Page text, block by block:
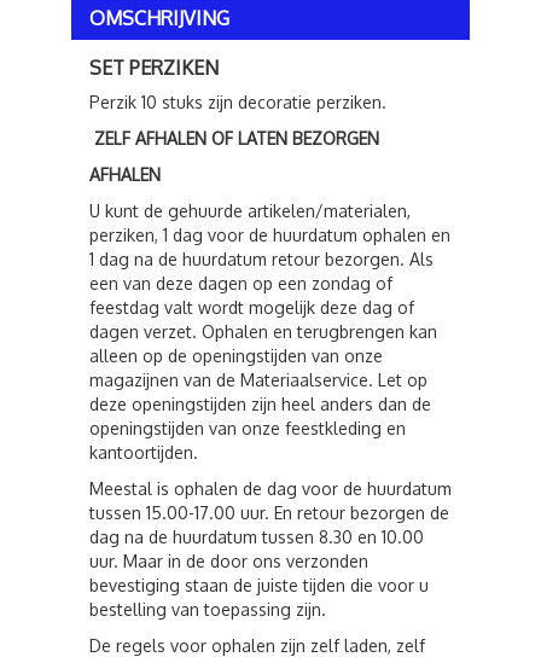
OMSCHRIJVING
SET PERZIKEN
Perzik 10 stuks zijn decoratie perziken.
ZELF AFHALEN OF LATEN BEZORGEN
AFHALEN
U kunt de gehuurde artikelen/materialen,
perziken, 1 dag voor de huurdatum ophalen en
1 dag na de huurdatum retour bezorgen. Als
een van deze dagen op een zondag of
feestdag valt wordt mogelijk deze dag of
dagen verzet. Ophalen en terugbrengen kan
alleen op de openingstijden van onze
magazijnen van de Materiaalservice. Let op
deze openingstijden zijn heel anders dan de
openingstijden van onze feestkleding en
kantoortijden.
Meestal is ophalen de dag voor de huurdatum
tussen 15.00-17.00 uur. En retour bezorgen de
dag na de huurdatum tussen 8.30 en 10.00
uur. Maar in de door ons verzonden
bevestiging staan de juiste tijden die voor u
bestelling van toepassing zijn.
De regels voor ophalen zijn zelf laden, zelf